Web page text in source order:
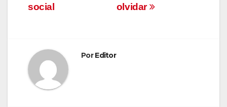
olvidar
social
PorEditor